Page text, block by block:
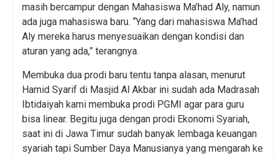
masih bercampur dengan Mahasiswa Ma’had Aly, namun
ada juga mahasiswa baru. “Yang dari mahasiswa Ma’had
Aly mereka harus menyesuaikan dengan kondisi dan
aturan yang ada,” terangnya.
Membuka dua prodi baru tentu tanpa alasan, menurut
Hamid Syarif di Masjid Al Akbar ini sudah ada Madrasah
Ibtidaiyah kami membuka prodi PGMI agar para guru
bisa linear. Begitu juga dengan prodi Ekonomi Syariah,
saat ini di Jawa Timur sudah banyak lembaga keuangan
syariah tapi Sumber Daya Manusianya yang mengarah ke